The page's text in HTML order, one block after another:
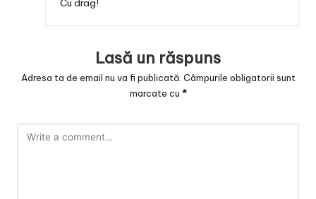
Lasă un răspuns
Adresa ta de email nu va fi publicată. Câmpurile obligatorii sunt
marcate cu *